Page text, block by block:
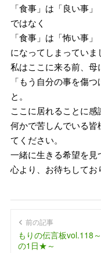
「食事」は「良い事」
ではなく
「食事」は「怖い事」
になってしまっていま
私はここに来る前、母
「もう自分の事を傷
と。
ここに居れることに感
何かで苦しんでいる
てください。
一緒に生きる希望を見
心より、お待ちしてお
前の記事
もりの伝言板vol.118
の1日★～